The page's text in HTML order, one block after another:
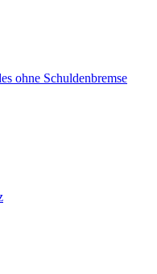
ohne Schuldenbremse